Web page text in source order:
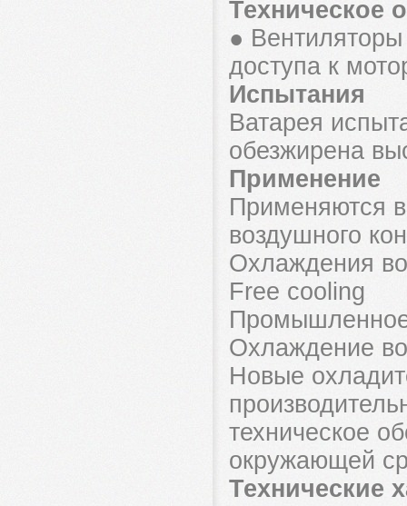
Техническое
●
доступа к
Испытания
Bатарея
обезжирена
Применение
Применяются
воздушного
Охлаждения
Free cooling
Охлаждение
Новые
техническое
окружающей
Технические